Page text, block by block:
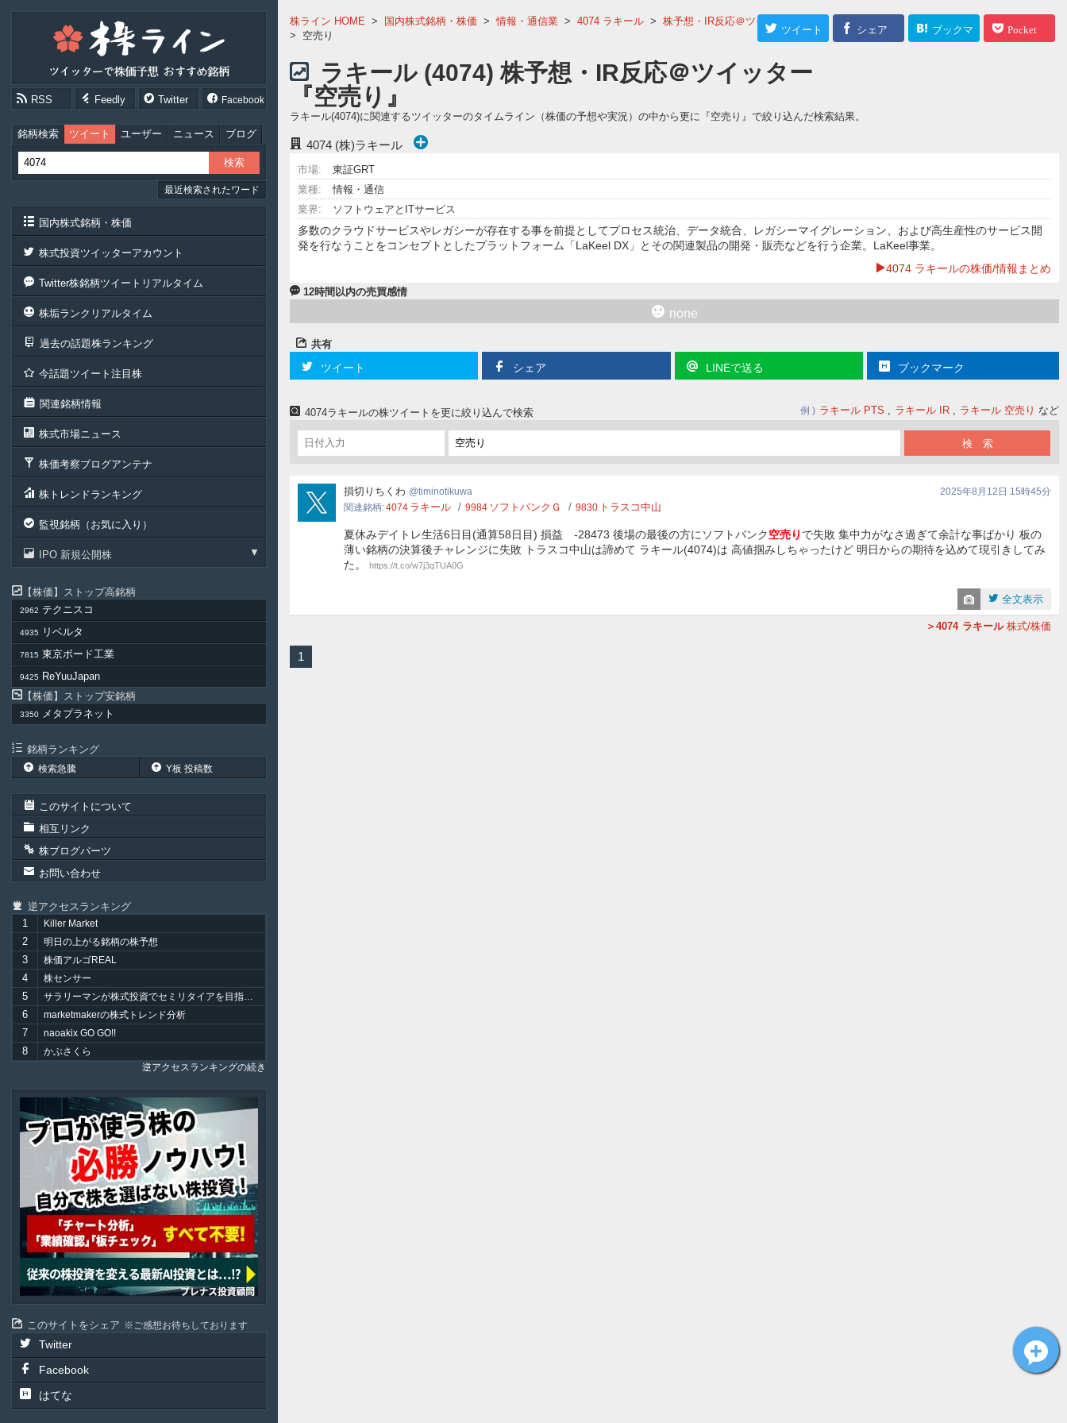
RSS Feedly Twitter Facebook
銘柄検索 ツイート ユーザー ニュース ブログ
最近検索されたワード
国内株式銘柄・株価
株式投資ツイッターアカウント
Twitter株銘柄ツイートリアルタイム
株垢ランクリアルタイム
過去の話題株ランキング
今話題ツイート注目株
関連銘柄情報
株式市場ニュース
株価考察ブログアンテナ
株トレンドランキング
監視銘柄（お気に入り）
IPO 新規公開株
株価 ストップ高銘柄
2962 テクニスコ
4935 リベルタ
7815 東京ボード工業
9425
ReYuuJapan
株価
ストップ安銘柄
3350 メタプラネット
銘柄ランキング
検索急騰 Y板 投稿数
このサイトについて
相互リンク
株ブログパーツ
お問い合わせ
逆アクセスランキング
1
Killer Market
2 明日の上がる銘柄の株予想
3 株価アルゴREAL
4 株センサー
5 サラリーマンが株式投資でセミリタイアを目指してみました。
6 marketmakerの株式トレンド分析
7 naoakix GO GO!!
8
かぶさくら
逆アクセスランキングの続き
このサイトをシェア ご感想お待ちしております
Twitter
Facebook
はてな
株ライン HOME > 国内株式銘柄・株価 > 情報・通信業 > 4074 ラキール > 株予想・IR反応＠ツイッター
>
空売り
ツイート シェア ブックマ Pocket
ラキール (4074) 株予想・IR反応＠ツイッター
『空売り』
ラキール(4074)に関連するツイッターのタイムライン（株価の予想や実況）の中から更に『空売り』で絞り込んだ検索結果。
4074 (株)ラキール
市場:
東証GRT
業種:
情報・通信
業界:
ソフトウェアとITサービス
多数のクラウドサービスやレガシーが存在する事を前提としてプロセス統治、データ統合、レガシーマイグレーション、および高生産性のサービス開
発を行なうことをコンセプトとしたプラットフォーム「LaKeel DX」とその関連製品の開発・販売などを行う企業。LaKeel事業。
4074 ラキールの株価/情報まとめ
12時間以内の売買感情
none
共有
ツイート シェア LINEで送る ブックマーク
4074ラキールの株ツイートを更に絞り込んで検索 例 ラキール PTS ラキール IR ラキール 空売り など
timinotikuwa
損切りちくわ timinotikuwa
2025年8月12日 15時45分
関連銘柄 4074 ラキール 9984 ソフトバンクＧ 9830 トラスコ中山
夏休みデイトレ生活6日目(通算58日目) 損益 -28473 後場の最後の方にソフトバンク空売り で失敗 集中力がなさ過ぎて余計な事ばかり 板の
薄い銘柄の決算後チャレンジに失敗 トラスコ中山は諦めて ラキール(4074)は 高値掴みしちゃったけど 明日からの期待を込めて現引きしてみ
た。
https://t.co/w7j3qTUA0G
全文表示
4074 ラキール株式/株価
1